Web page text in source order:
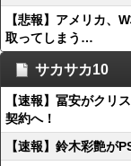
【悲報】アメリカ、
取ってしまう…
サカサカ10
【速報】冨安がクリ
契約へ！
【速報】鈴木彩艶が